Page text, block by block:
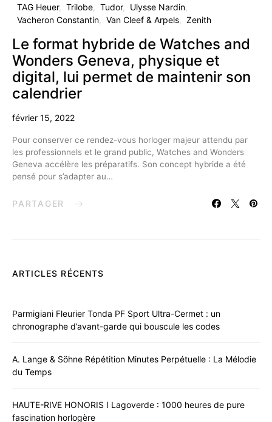
TAG Heuer
Trilobe Tudor
Ulysse Nardin
Vacheron Constantin
Van Cleef & Arpels Zenith
Le format hybride de Watches and
Wonders Geneva, physique et
digital, lui permet de maintenir son
calendrier
février 15, 2022
Pour conserver ce rendez-vous horloger majeur attendu par
les professionnels et le grand public, Watches and Wonders
Geneva accélère les préparatifs. Son concept hybride a été
pensé pour s’adapter au…
PARTAGER
ARTICLES RÉCENTS
Parmigiani Fleurier Tonda PF Sport Ultra-Cermet : un
chronographe d’avant-garde qui bouscule les codes
A. Lange & Söhne Répétition Minutes Perpétuelle : La Mélodie
du Temps
HAUTE-RIVE HONORIS I Lagoverde : 1000 heures de pure
fascination horlogère